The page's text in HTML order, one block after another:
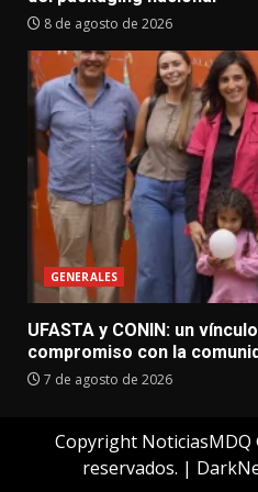
8 de agosto de 2026
GENERALES
UFASTA y CONIN: un
compromiso con la
7 de agosto de 2026
Copyright
reservados. |